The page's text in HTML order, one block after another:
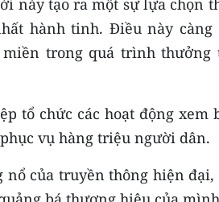
này tạo ra một sự lựa chọn
hành tinh. Điều này càng
trong quá trình thưởng
tổ chức các hoạt động xem
vụ hàng triệu người dân.
nổ của truyền thông hiện